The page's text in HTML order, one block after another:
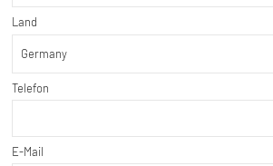
Land
Telefon
E-Mail